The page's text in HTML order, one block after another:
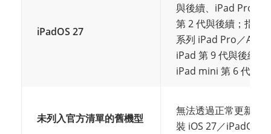
iPadOS 27
與後續、iPad Pro 11
第 2 代與後續；指定
系列 iPad Pro／Air；
iPad 第 9 代與後續；
iPad mini 第 6 代與
未列入官方清單的舊機型
無法透過正常更新管
裝 iOS 27／iPadOS